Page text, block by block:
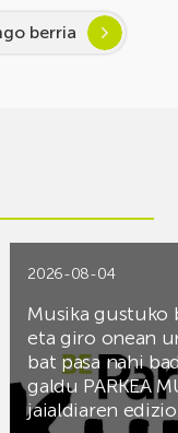
berria
2026-08-04
Musika gustuko
eta giro onean
bat pasa nahi
galdu PARKEA
jaialdiaren